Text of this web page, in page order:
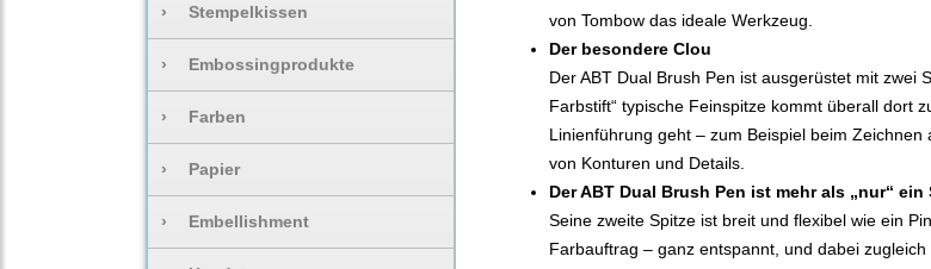
› Stempelkissen
› Embossingprodukte
› Farben
› Papier
› Embellishment
von Tombow das ideale Werkzeug.
Der besondere Clou
Der ABT Dual Brush Pen ist ausgerüstet mit zwei
Farbstift“ typische Feinspitze kommt überall dort
Linienführung geht – zum Beispiel beim
von Konturen und Details.
Der ABT Dual Brush Pen ist mehr als „nur“ ein
Seine zweite Spitze ist breit und flexibel wie ein
Farbauftrag – ganz entspannt, und dabei